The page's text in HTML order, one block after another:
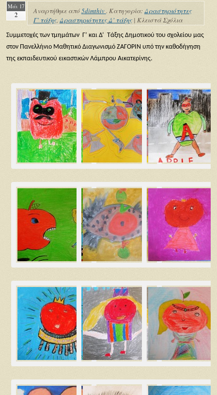
Μάι 17
2 Αναρτήθηκε από5dimthiv. Κατηγορία:Δραστηριότητες
Γ' τάξης, Δραστηριότητες Δ' τάξης| Κλειστά Σχόλια
Συμμετοχές των τμημάτων Γ’ και Δ’ Τάξης Δημοτικού του σχολείου μας
στον Πανελλήνιο Μαθητικό Διαγωνισμό ΖΑΓΟΡΙΝ υπό την καθοδήγηση
της εκπαιδευτικού εικαστικών Λάμπρου Αικατερίνης.